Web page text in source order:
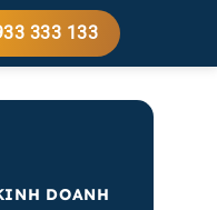
333 133
DOANH